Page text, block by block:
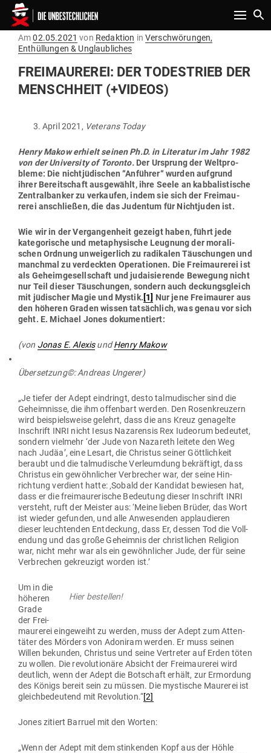
Toggle
AmGepostet
am
02.05.2021 von Redaktion in Verschwörungen,
Enthüllungen & Unglaubliches
FREI­MAU­REREI: DER TODES­TRIEB DER
MENSCHHEIT (+VIDEOS)
April 2021, Veterans Today
Henry Makow erhielt seinen Ph.D. in Lite­ratur im Jahr 1982
von der Uni­versity of Toronto. Der Ursprung der Welt­pro­
bleme: Die nicht­jü­di­schen “Anführer“ wurden auf­grund
ihrer Bereit­schaft aus­ge­wählt, ihre Seele an kab­ba­lis­tische
Zen­tral­banker zu ver­kaufen, indem sie sich der Frei­mau­
rerei anschließen, die das Judentum für Nicht­juden ist.
Wie wir in der Ver­gan­genheit gezeigt haben, führt jede
kate­go­rische und meta­phy­sische Leugnung der mora­li­
schen Ordnung unwei­gerlich zu radi­kalen Täu­schungen und
manchmal zu ver­deckten Ope­ra­tionen. Die Frei­mau­rerei ist
als Geheim­ge­sell­schaft und judai­sie­rende Bewegung nicht
nur Teil dieser Täu­schungen, sondern auch deckungs­gleich
mit jüdi­scher Magie und Mystik.[1] Nur jene Frei­maurer aus
den höheren Graden wissen tat­sächlich, was genau vor sich
geht. E. Michael Jones dokumentiert:
(von Jonas E. AlexisundHenry Makow
Über­setzung©: Andreas Ungerer)
„Je tiefer der Adept ein­dringt, desto tal­mu­di­scher sind die
Geheim­nisse, die ihm offenbart werden. Den Rosen­kreuzern
wird bei­spiels­weise gelehrt, dass die ans Kreuz gena­gelte
Inschrift INRI nicht Iesus Naza­rensis Rex Iudeorum bedeutet,
sondern vielmehr ‘der Jude von Nazareth leitete den Weg
nach Judäa’, eine Lesart, die Christus seiner Gött­lichkeit
beraubt und die tal­mu­dische Ver­leumdung bekräftigt, dass
Christus ein gewöhn­licher Ver­brecher war, der seine Hin­
richtung ver­dient hatte: ‚Sobald der Kan­didat bewiesen hat,
dass er die frei­mau­re­rische Bedeutung dieser Inschrift INRI
ver­steht, ruft der Meister aus: ‘Meine lieben Brüder, das Wort
ist wieder gefunden, und alle Anwe­senden applau­dieren
dieser leuch­tenden Ent­de­ckung, dass Er, dessen Tod die Voll­
endung und das große Geheimnis der christ­lichen Religion
war, nicht mehr war als ein gewöhn­licher Jude, der für seine
Ver­brechen gekreuzigt worden ist.’
Hier bestellen!
Um in die
höheren
Grade
der Frei­
mau­rerei ein­ge­weiht zu werden, muss der Adept zum Atten­
täter des Mörders von Ado­niram werden. Er muss seinen
Willen bekunden, Christus und seine Ver­treter auf Erden töten
zu wollen. Die revo­lu­tionäre Absicht der Frei­mau­rerei wird
deutlich, wenn der Adept die Bot­schaft erhält, zur Ermordung
des Königs bereit sein zu müssen. Die mys­tische Mau­rerei ist
gleich­be­deutend mit Revo­lution.“[2]
Jones zitiert Barruel mit den Worten:
„Wenn der Adept mit dem stin­kenden Kopf aus der Höhle